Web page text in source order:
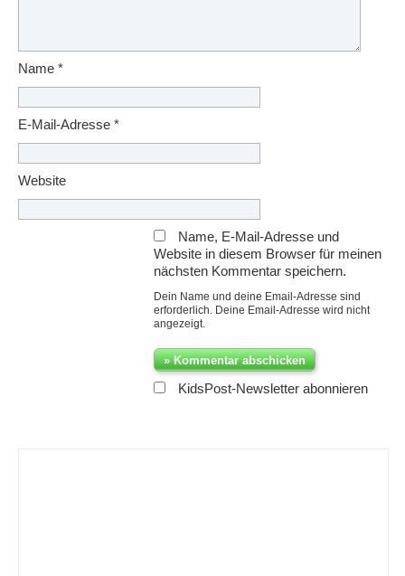
Name *
E-Mail-Adresse *
Website
Name, E-Mail-Adresse und
Website in diesem Browser für meinen
nächsten Kommentar speichern.
Dein Name und deine Email-Adresse sind
erforderlich. Deine Email-Adresse wird nicht
angezeigt.
KidsPost-Newsletter abonnieren